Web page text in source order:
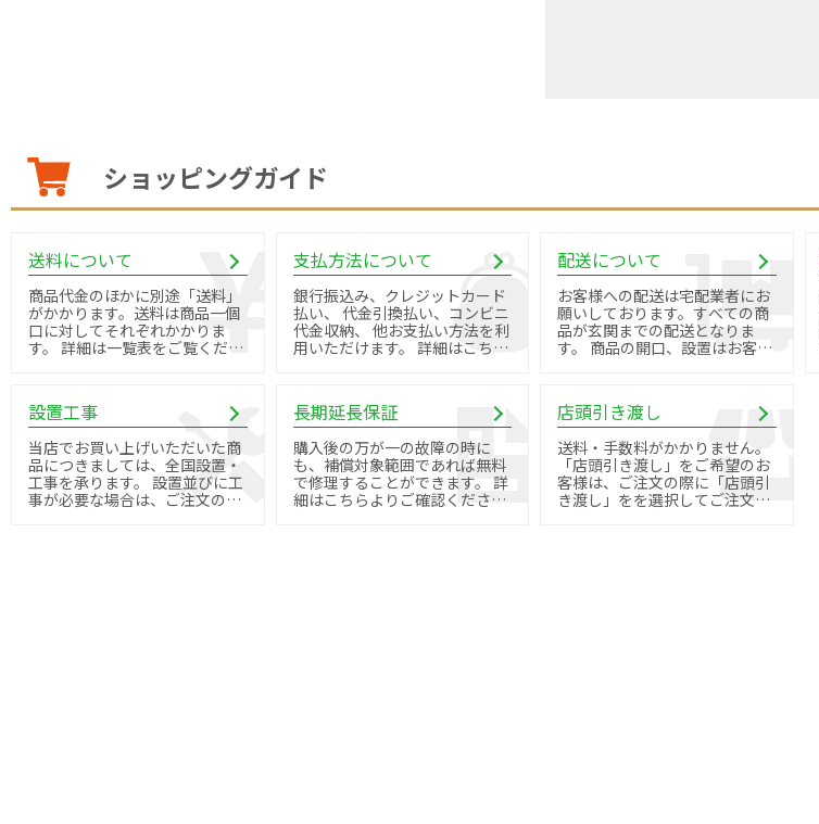
ショッピングガイド
送料について
商品代金のほかに別途「送料」
がかかります。送料は商品一個
口に対してそれぞれかかりま
す。 詳細は一覧表をご覧くださ
支払方法について
銀行振込み、クレジットカード
払い、 代金引換払い、コンビニ
代金収納、 他お支払い方法を利
用いただけます。 詳細はこちら
配送について
お客様への配送は宅配業者にお
願いしております。すべての商
品が玄関までの配送となりま
す。 商品の開口、設置はお客様
設置工事
当店でお買い上げいただいた商
品につきましては、全国設置・
工事を承ります。 設置並びに工
事が必要な場合は、ご注文の際
長期延長保証
購入後の万が一の故障の時に
も、補償対象範囲であれば無料
で修理することができます。 詳
細はこちらよりご確認くださ
店頭引き渡し
送料・手数料がかかりません。
「店頭引き渡し」をご希望のお
客様は、ご注文の際に「店頭引
き渡し」をを選択してご注文く